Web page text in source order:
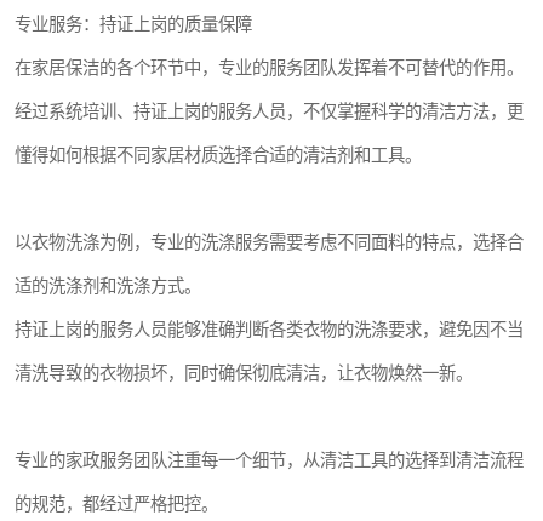
专业服务：持证上岗的质量保障
在家居保洁的各个环节中，专业的服务团队发挥着不可替代的作用。
经过系统培训、持证上岗的服务人员，不仅掌握科学的清洁方法，更
懂得如何根据不同家居材质选择合适的清洁剂和工具。
以衣物洗涤为例，专业的洗涤服务需要考虑不同面料的特点，选择合
适的洗涤剂和洗涤方式。
持证上岗的服务人员能够准确判断各类衣物的洗涤要求，避免因不当
清洗导致的衣物损坏，同时确保彻底清洁，让衣物焕然一新。
专业的家政服务团队注重每一个细节，从清洁工具的选择到清洁流程
的规范，都经过严格把控。